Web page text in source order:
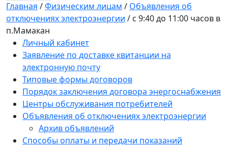
Главная /Физическим лицам / Объявления об
отключениях электроэнергии / с 9:40 до 11:00 часов в
п.Мамакан
Личный кабинет
Заявление по доставке квитанции на
электронную почту
Типовые формы договоров
Порядок заключения договора энергоснабжения
Центры обслуживания потребителей
Объявления об отключениях электроэнергии
Архив объявлений
Способы оплаты и передачи показаний